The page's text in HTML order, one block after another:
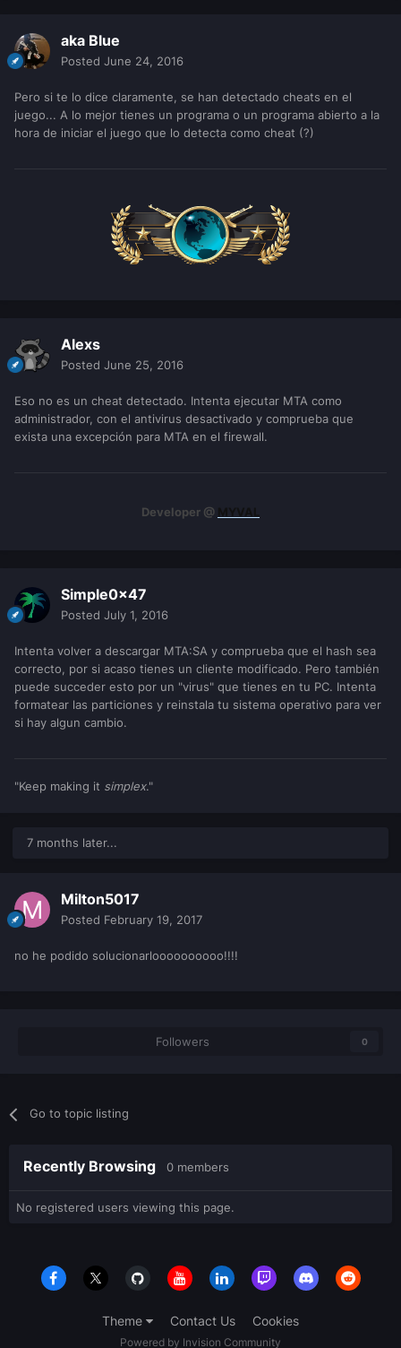
aka Blue
Posted June 24, 2016
Pero si te lo dice claramente, se han detectado cheats en el
juego... A lo mejor tienes un programa o un programa abierto a la
hora de iniciar el juego que lo detecta como cheat (?)
Alexs
Posted June 25, 2016
Eso no es un cheat detectado. Intenta ejecutar MTA como
administrador, con el antivirus desactivado y comprueba que
exista una excepción para MTA en el firewall.
Developer @ MYVAL
Simple0x47
Posted July 1, 2016
Intenta volver a descargar MTA:SA y comprueba que el hash sea
correcto, por si acaso tienes un cliente modificado. Pero también
puede succeder esto por un "virus" que tienes en tu PC. Intenta
formatear las particiones y reinstala tu sistema operativo para ver
si hay algun cambio.
"Keep making it simplex."
7 months later...
Milton5017
Posted February 19, 2017
no he podido solucionarloooooooooo!!!!
Followers 0
Go to topic listing
Recently Browsing 0 members
No registered users viewing this page.
Theme Contact Us Cookies
Powered by Invision Community